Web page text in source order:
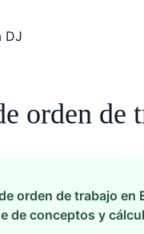
orden de
orden de trabajo
de conceptos y